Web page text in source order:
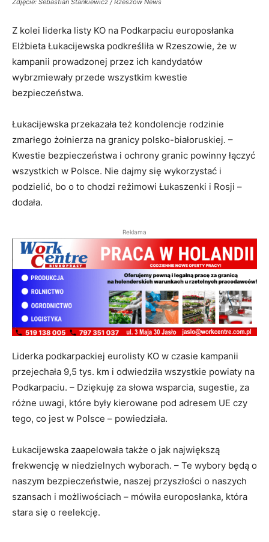
Zdjęcie: Sebastian Stankiewicz / Rzeszów News
Z kolei liderka listy KO na Podkarpaciu europosłanka
Elżbieta Łukacijewska podkreśliła w Rzeszowie, że w
kampanii prowadzonej przez ich kandydatów
wybrzmiewały przede wszystkim kwestie
bezpieczeństwa.
Łukacijewska przekazała też kondolencje rodzinie
zmarłego żołnierza na granicy polsko-białoruskiej. –
Kwestie bezpieczeństwa i ochrony granic powinny łączyć
wszystkich w Polsce. Nie dajmy się wykorzystać i
podzielić, bo o to chodzi reżimowi Łukaszenki i Rosji –
dodała.
Reklama
Liderka podkarpackiej eurolisty KO w czasie kampanii
przejechała 9,5 tys. km i odwiedziła wszystkie powiaty na
Podkarpaciu. – Dziękuję za słowa wsparcia, sugestie, za
różne uwagi, które były kierowane pod adresem UE czy
tego, co jest w Polsce – powiedziała.
Łukacijewska zaapelowała także o jak największą
frekwencję w niedzielnych wyborach. – Te wybory będą o
naszym bezpieczeństwie, naszej przyszłości o naszych
szansach i możliwościach – mówiła europosłanka, która
stara się o reelekcję.